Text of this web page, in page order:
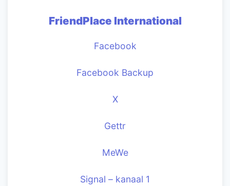
FriendPlace International
Facebook
Facebook Backup
X
Gettr
MeWe
Signal – kanaal 1